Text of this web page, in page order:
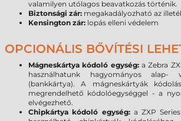
valamilyen utólagos beavatkozás történik.
Biztonsági zár: megakadályozható az
Kensington zár: lopás elleni védelem
OPCIONÁLIS BŐVÍTÉSI
Mágneskártya kódoló egység:a Zebra
használhatunk hagyományos alap-
(bankkártya). A mágneskártyák
megrendelhető kódolóegységgel - a
elvégezhető.
Chipkártya kódoló egység:a ZXP